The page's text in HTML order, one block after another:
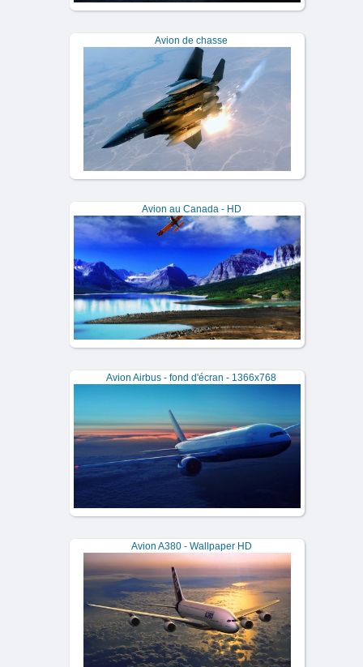
Avion de chasse
Avion au Canada - HD
Avion Airbus - fond d'écran - 1366x768
Avion A380 - Wallpaper HD